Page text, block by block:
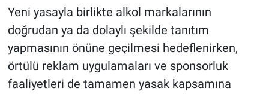
Yeni yasayla birlikte alkol markalarının
doğrudan ya da dolaylı şekilde tanıtım
yapmasının önüne geçilmesi hedeflenirken,
örtülü reklam uygulamaları ve sponsorluk
faaliyetleri de tamamen yasak kapsamına